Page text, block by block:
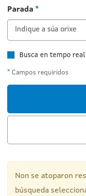
Parada *
Busca en tempo real
* Campos requiridos
Non se atoparon
búsqueda